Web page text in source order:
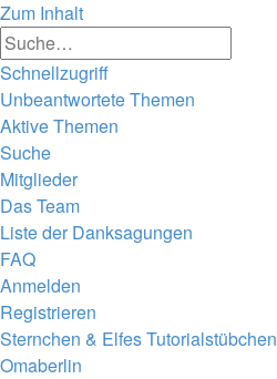
Zum Inhalt
Schnellzugriff
Unbeantwortete Themen
Aktive Themen
Suche
Mitglieder
Das Team
Liste der Danksagungen
FAQ
Anmelden
Registrieren
Sternchen & Elfes Tutorialstübchen
Omaberlin